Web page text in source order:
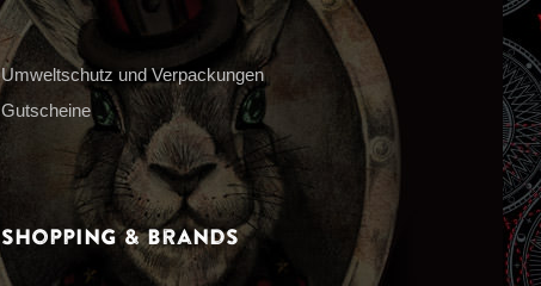
Umweltschutz und Verpackungen
Gutscheine
Shopping & Brands